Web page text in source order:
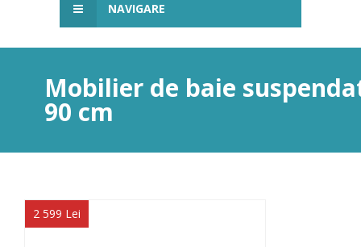
NAVIGARE
Mobilier de baie
90 cm
2 599 Lei